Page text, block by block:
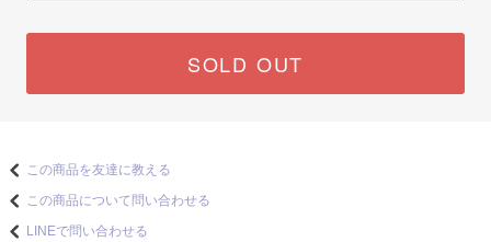
SOLD OUT
この商品を友達に教える
この商品について問い合わせる
LINEで問い合わせる